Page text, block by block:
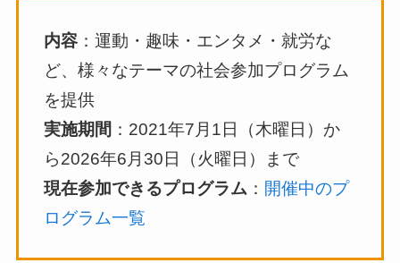
内容 ：運動・趣味・エンタメ・就労な
ど、様々なテーマの社会参加プログラム
を提供
実施期間 ：2021年7月1日（木曜日）か
ら2026年6月30日（火曜日）まで
現在参加できるプログラム ： 開催中のプ
ログラム一覧